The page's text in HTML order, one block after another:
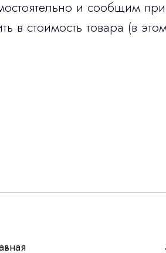
и сообщим
в стоимость товара (в
вопросы